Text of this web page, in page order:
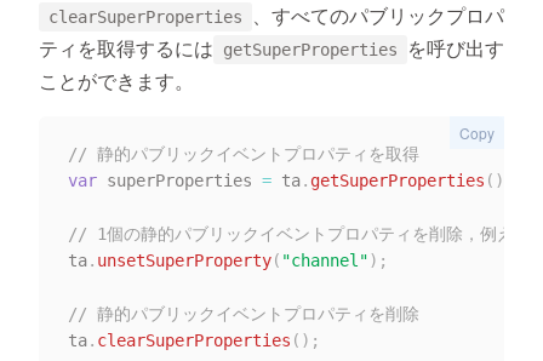
clearSuperProperties
、すべてのパブリックプロパ
ティを取得するには
getSuperProperties
を呼び出す
ことができます。
// 静的パブリックイベントプロパティを取得
var superProperties = ta. getSuperProperties ( )
// 1個の静的パブリックイベントプロパティを削除，例え
ta. unsetSuperProperty( "channel") ;
// 静的パブリックイベントプロパティを削除
ta. clearSuperProperties ( ) ;
Copy